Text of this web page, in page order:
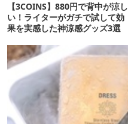
【3COINS】880円で背中が涼し
い！ライターがガチで試して効
果を実感した神涼感グッズ3選